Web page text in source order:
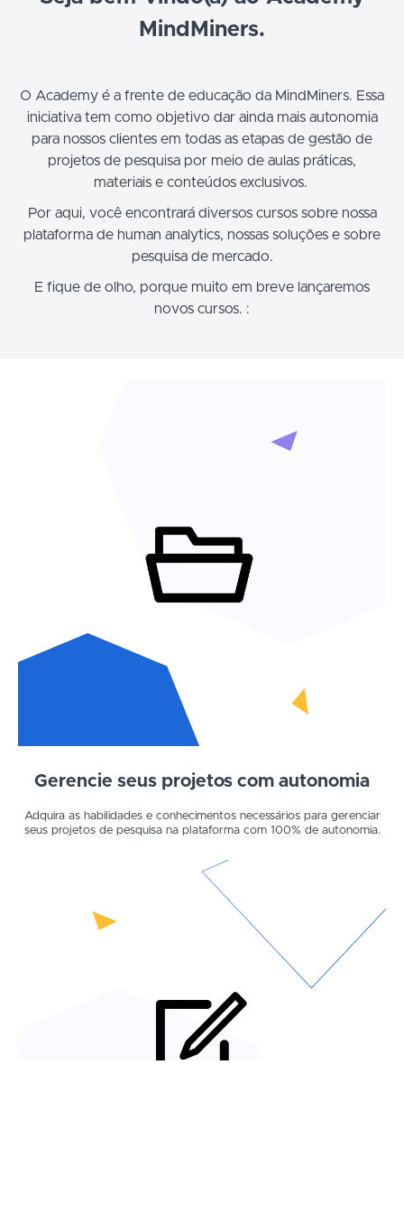
MindMiners.
O Academy é a frente de educação da MindMiners. Essa
iniciativa tem como objetivo dar ainda mais autonomia
para nossos clientes em todas as etapas de gestão de
projetos de pesquisa por meio de aulas práticas,
materiais e conteúdos exclusivos.
Por aqui, você encontrará diversos cursos sobre nossa
plataforma de human analytics, nossas soluções e sobre
pesquisa de mercado.
E fique de olho, porque muito em breve lançaremos
novos cursos. :
Gerencie seus projetos com autonomia
Adquira as habilidades e conhecimentos necessários para gerenciar
seus projetos de pesquisa na plataforma com 100% de autonomia.